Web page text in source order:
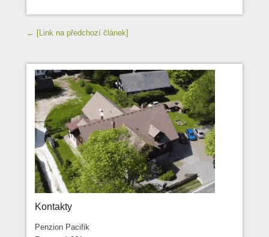
Navigace příspěvků
← [Link na předchozí článek]
Kontakty
Penzion Pacifik